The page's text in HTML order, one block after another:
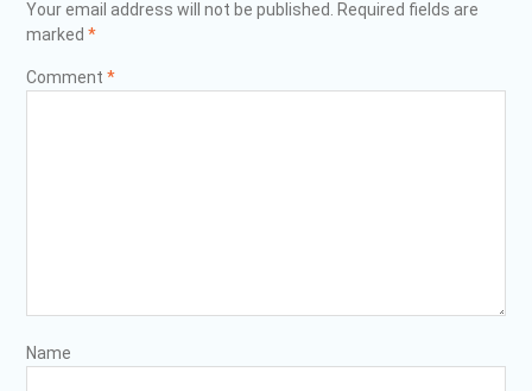
Your email address will not be published. Required fields are
marked *
Comment *
Name